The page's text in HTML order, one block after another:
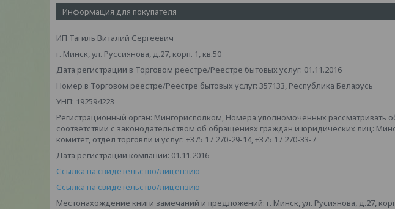
Информация для покупателя
ИП Тагиль Виталий Сергеевич
г. Минск, ул. Руссиянова, д.27, корп. 1, кв.50
Дата регистрации в Торговом реестре/Реестре бытовых услуг: 01.11.2016
Номер в Торговом реестре/Реестре бытовых услуг: 357133, Республика Беларусь
УНП: 192594223
Регистрационный орган: Мингорисполком, Номера уполномоченных рассматривать
соответствии с законодательством об обращениях граждан и юридических лиц:
комитет, отдел торговли и услуг: +375 17 270-29-14, +375 17 270-33-7
Дата регистрации компании: 01.11.2016
Ссылка на свидетельство/лицензию
Ссылка на свидетельство/лицензию
Местонахождение книги замечаний и предложений: г. Минск, ул. Русиянова, д.27,